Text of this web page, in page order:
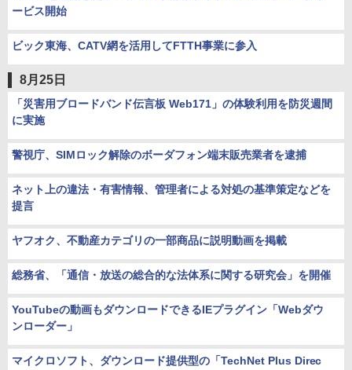
ービス開始
ビック東海、CATV網を活用してFTTH事業に参入
8月25日
「災害用ブロードバンド伝言板 Web171」の体験利用を防災週間
に実施
警視庁、SIMロック解除のボーダフォン端末販売業者を逮捕
ネット上の違法・有害情報、管理者による対処の基準策定などを
提言
ヤフオク、不動産カテゴリの一部商品に説明動画を掲載
総務省、「通信・放送の総合的な法体系に関する研究会」を開催
YouTubeの動画もダウンロードできるIEプラグイン「Webダウ
ンローダー」
マイクロソフト、ダウンロード提供型の「TechNet Plus Direc